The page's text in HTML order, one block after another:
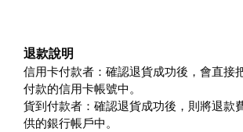
退款說明
信用卡付款者：確認退貨成功後，會直接
付款的信用卡帳號中。
貨到付款者：確認退貨成功後，則將退款
供的銀行帳戶中。